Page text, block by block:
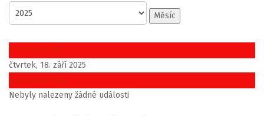
Měsíc
Předchozí den
čtvrtek, 18. září 2025
Následující den
Nebyly nalezeny žádné události